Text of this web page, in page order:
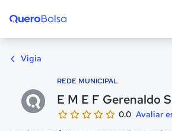
Vigia
REDE MUNICIPAL
E M E F Gerenaldo
0.0 Avaliar